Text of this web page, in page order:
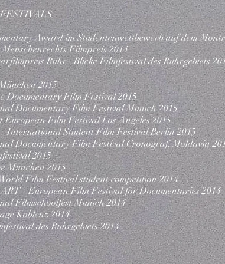
Award im Studentenwettbewerb auf dem
Filmpreis 2014
Ruhr –Blicke Filmfestival des Ruhrgebiets
2015
Documentary Film Festival 2015
Documentary Film Festival Munich 2015
European Film Festival Los Angeles 2015
- International Student Film Festival Berlin 2015
Documentary Film Festival Cronograf, Moldavia
2015
München 2015
Film Festival student competition 2014
- European Film Festival for Documentaries 2014
Filmschoolfest Munich 2014
Koblenz 2014
des Ruhrgebiets 2014